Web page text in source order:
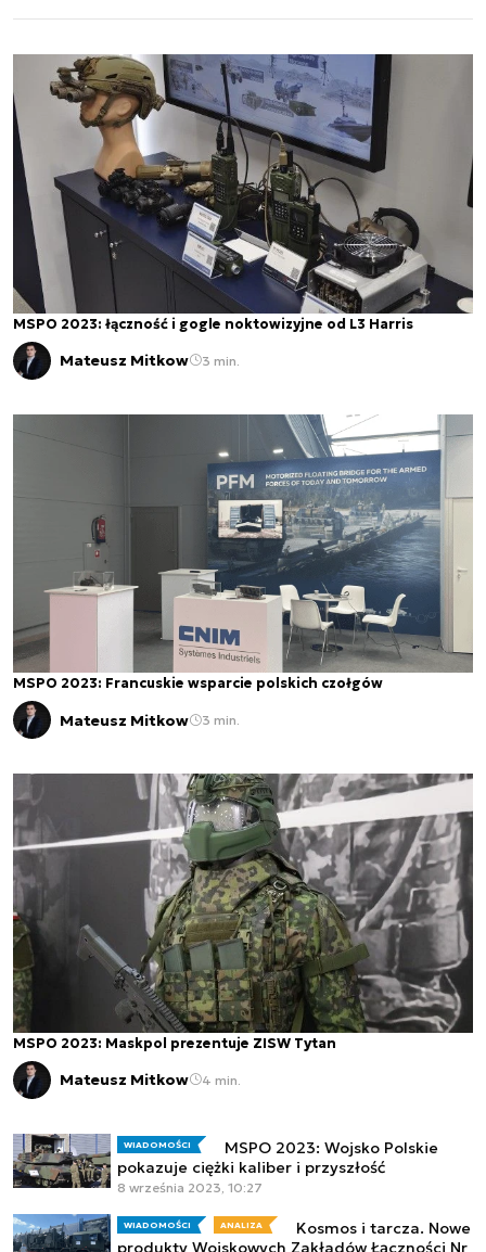
Zbrojnych RP".
webinarów, ale aktywnie uczestniczy w
konferencjach i seminariach branżowych, gdzie
dzieli się swoją wiedzą ekspercką i komentuje
zagadnienia związane z sektorem kosmicznym i
nowymi technologiami.
MSPO 2023: łączność i gogle noktowizyjne od L3 Harris
Mateusz Mitkow 3 min.
MSPO 2023: Francuskie wsparcie polskich czołgów
Mateusz Mitkow 3 min.
MSPO 2023: Maskpol prezentuje ZISW Tytan
Mateusz Mitkow 4 min.
WIADOMOŚCI
MSPO 2023: Wojsko Polskie
pokazuje ciężki kaliber i przyszłość
8 września 2023, 10:27
WIADOMOŚCI ANALIZA
Kosmos i tarcza. Nowe
produkty Wojskowych Zakładów Łączności Nr